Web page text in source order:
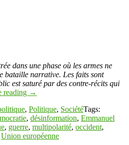
dans une phase où les armes ne
bataille narrative. Les faits sont
est saturé par des contre-récits qui
reading →
, Politique, SociétéTags:
, désinformation, Emmanuel
, guerre, multipolarité, occident,
Union européenne